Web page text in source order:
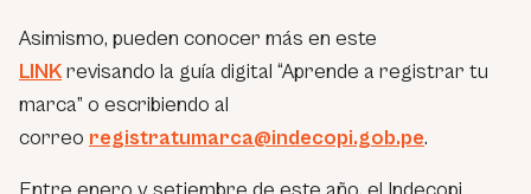
Asimismo, pueden conocer más en este
LINKrevisando la guía digital “Aprende a registrar tu
marca” o escribiendo al
correo registratumarca@indecopi.gob.pe.